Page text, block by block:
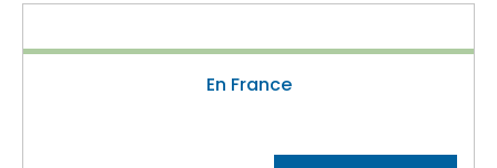
En France